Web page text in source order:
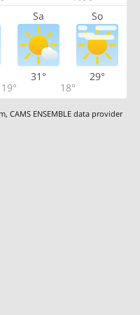
Sa So
19°
31°
18°
29°
,CAMS ENSEMBLE data provider